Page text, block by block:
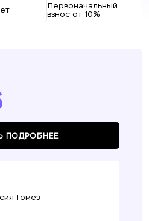
Первоначальный
взнос от 10%
ПОДРОБНЕЕ
Гомез